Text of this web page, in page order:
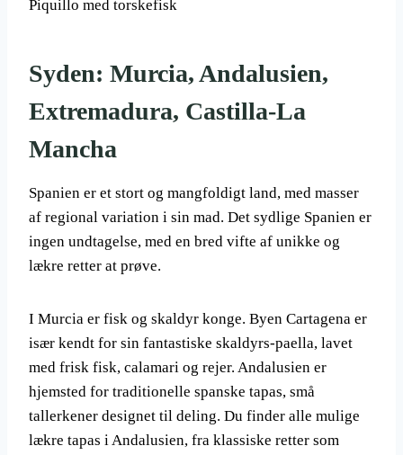
Piquillo med torskefisk
Syden: Murcia, Andalusien,
Extremadura, Castilla-La
Mancha
Spanien er et stort og mangfoldigt land, med masser
af regional variation i sin mad. Det sydlige Spanien er
ingen undtagelse, med en bred vifte af unikke og
lækre retter at prøve.
I Murcia er fisk og skaldyr konge. Byen Cartagena er
især kendt for sin fantastiske skaldyrs-paella, lavet
med frisk fisk, calamari og rejer. Andalusien er
hjemsted for traditionelle spanske tapas, små
tallerkener designet til deling. Du finder alle mulige
lækre tapas i Andalusien, fra klassiske retter som